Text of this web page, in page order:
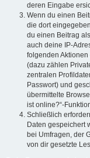
deren Eingabe
Wenn du einen
die dort
du einen Beitrag
auch deine IP-
folgenden
(dazu zählen
zentralen
Passwort) und
übermittelte
ist online?“-
Schließlich
Daten gespeichert
bei Umfragen, der
von dir gesetzte